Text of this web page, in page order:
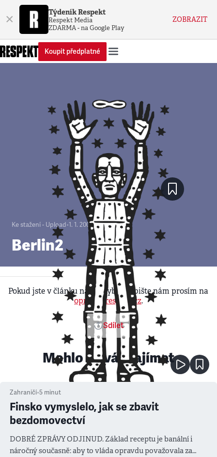
× Týdeník Respekt
Respekt Media
ZDARMA - na Google Play
ZOBRAZIT
Koupit předplatné
Ke stažení - Upload •1. 1. 2000
Berlin2
Pokud jste v článku našli chybu, napište nám prosím na
opravy@respekt.cz.
Sdílet
Mohlo by vás zajímat
Zahraničí•5 minut
Finsko vymyslelo, jak se zbavit
bezdomovectví
DOBRÉ ZPRÁVY ODJINUD. Základ receptu je banální i
náročný současně: aby to vláda opravdu považovala za